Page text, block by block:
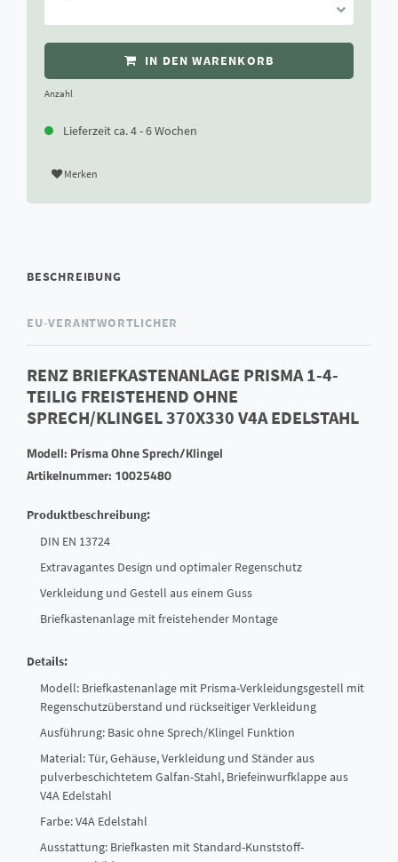
IN DEN WARENKORB
Anzahl
Lieferzeit ca. 4 - 6 Wochen
Merken
BESCHREIBUNG
EU-VERANTWORTLICHER
RENZ BRIEFKASTENANLAGE PRISMA 1-4-
TEILIG FREISTEHEND OHNE
SPRECH/KLINGEL 370X330 V4A EDELSTAHL
Modell: Prisma Ohne Sprech/Klingel
Artikelnummer: 10025480
Produktbeschreibung:
DIN EN 13724
Extravagantes Design und optimaler Regenschutz
Verkleidung und Gestell aus einem Guss
Briefkastenanlage mit freistehender Montage
Details:
Modell: Briefkastenanlage mit Prisma-Verkleidungsgestell mit
Regenschutzüberstand und rückseitiger Verkleidung
Ausführung: Basic ohne Sprech/Klingel Funktion
Material: Tür, Gehäuse, Verkleidung und Ständer aus
pulverbeschichtetem Galfan-Stahl, Briefeinwurfklappe aus
V4A Edelstahl
Farbe: V4A Edelstahl
Ausstattung: Briefkasten mit Standard-Kunststoff-